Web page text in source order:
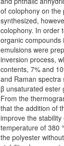
of colophony on the
synthesized,
colophony. In order
organic compounds
emulsions were
inversion process,
contents, 7% and
and Raman
β unsaturated ester
From the
that the addition of
improve the
temperature of 380
the polyester